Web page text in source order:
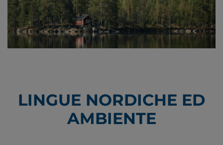
LINGUE NORDICHE ED
AMBIENTE